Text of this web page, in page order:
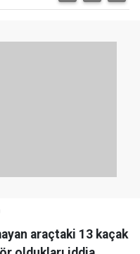
araçtaki 13 kaçak